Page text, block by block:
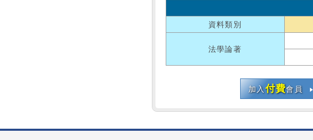
資料類別
法學論著
加入付費會員